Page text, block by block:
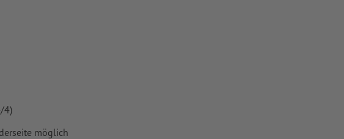
in Kurven konvertiert
4)
möglich